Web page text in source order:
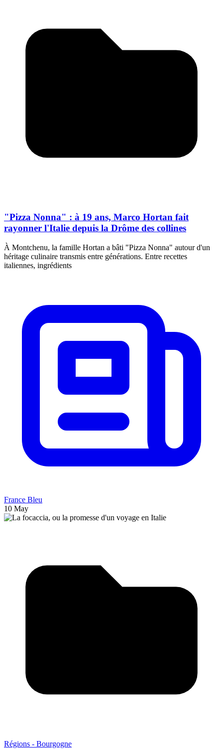
"Pizza Nonna" : à 19 ans, Marco Hortan fait
rayonner l'Italie depuis la Drôme des collines
À Montchenu, la famille Hortan a bâti "Pizza Nonna" autour d'un
héritage culinaire transmis entre générations. Entre recettes
italiennes, ingrédients
France Bleu
10 May
Régions - Bourgogne